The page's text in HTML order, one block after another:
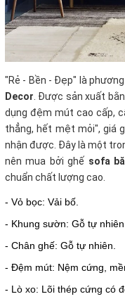
"Rẻ - Bền - Đẹp" là
Decor . Được sản xuất
dụng đệm mút cao cấp,
thẳng, hết mệt mỏi", giá
nhận được. Đây là một
nên mua bởi ghế sofa
chuẩn chất lượng cao.
- Vỏ bọc: Vải bố.
- Khung sườn: Gỗ tự
- Chân ghế: Gỗ tự nhiên.
- Đệm mút: Nệm cứng,
- Lò xo: Lõi thép cứng có